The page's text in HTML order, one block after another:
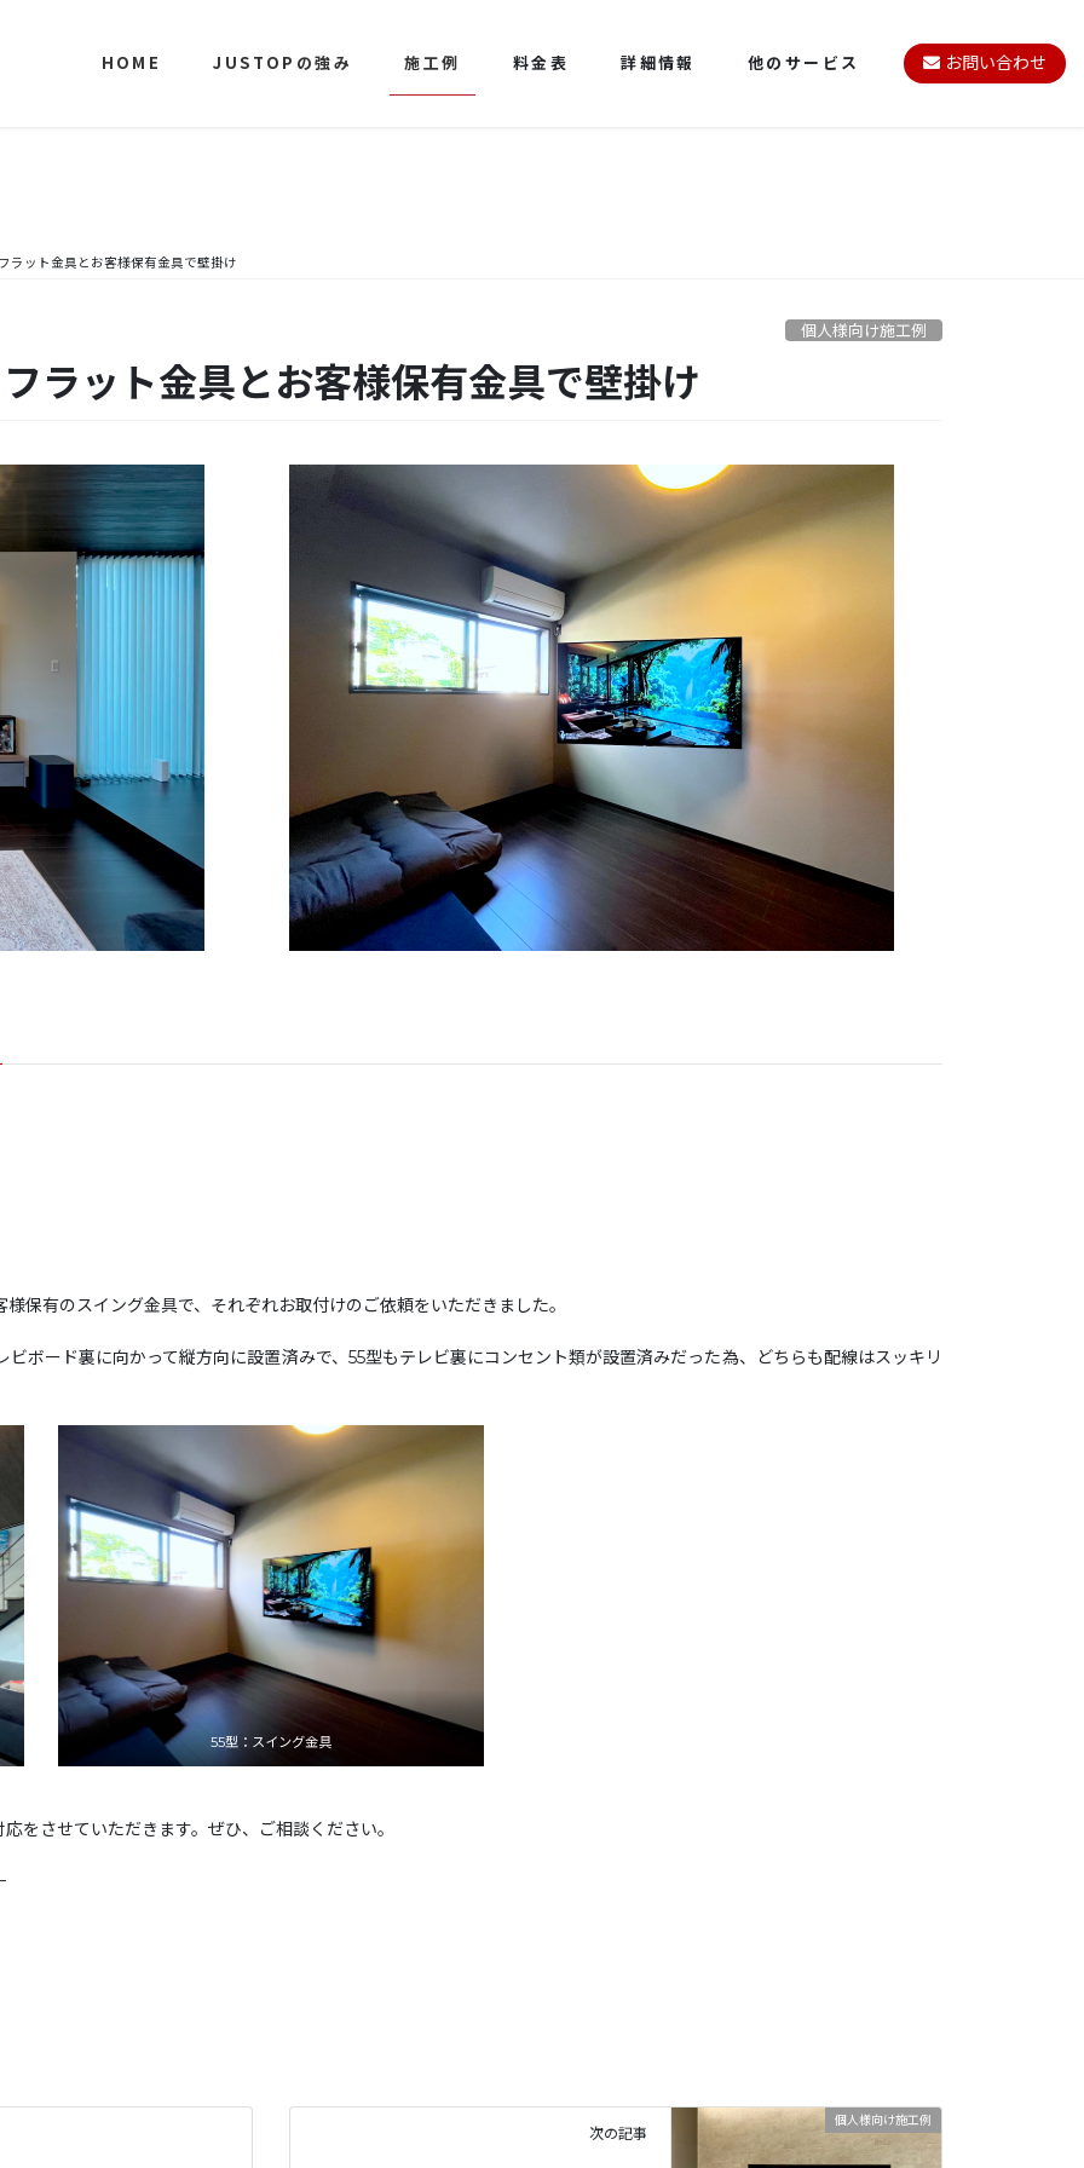
HOME JUSTOPの強み 施工例 料金表 詳細情報 他のサービス お問い合わせ
ラット金具とお客様保有金具で壁掛け
個人様向け施工例
ラット金具とお客様保有金具で壁掛け
保有のスイング金具で、それぞれお取付けのご依頼をいただきました。
ボード裏に向かって縦方向に設置済みで、55型もテレビ裏にコンセント類が設置済みだった為、どちらも配線はスッキリ
55型：スイング金具
をさせていただきます。ぜひ、ご相談ください。
個人様向け施工例
次の記事